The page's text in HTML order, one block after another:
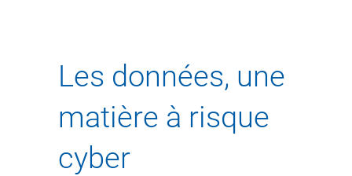
Les données, une
matière à risque
cyber